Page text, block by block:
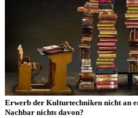
Erwerb der Kulturtechniken nicht an
Nachbar nichts davon?